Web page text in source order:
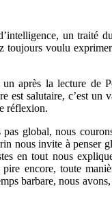
un traité
toujours voulu
après la lecture de
est salutaire, c’est un
réflexion.
global, nous
nous invite à penser
en tout nous
encore, toute
barbare, nous